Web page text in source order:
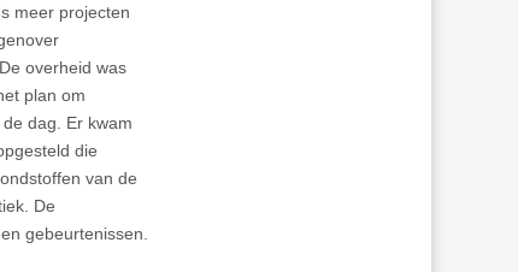
meer projecten
overheid was
plan om
dag. Er kwam
die
van de
De
gebeurtenissen.